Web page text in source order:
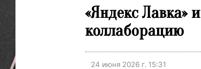
«Яндекс Лавка»
коллаборацию
24 июня 2026 г. 15:31